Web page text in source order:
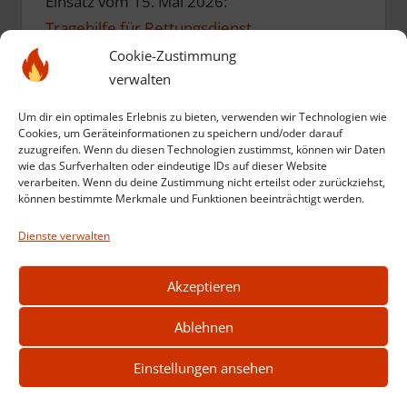
Cookie-Zustimmung
verwalten
Um dir ein optimales Erlebnis zu bieten, verwenden wir Technologien wie
Cookies, um Geräteinformationen zu speichern und/oder darauf
zuzugreifen. Wenn du diesen Technologien zustimmst, können wir Daten
wie das Surfverhalten oder eindeutige IDs auf dieser Website
verarbeiten. Wenn du deine Zustimmung nicht erteilst oder zurückziehst,
können bestimmte Merkmale und Funktionen beeinträchtigt werden.
Dienste verwalten
Akzeptieren
Ablehnen
Einstellungen ansehen
Tragehilfe für Rettungsdienst
Einsatz vom 10. Mai 2026:
Einsatz vom 12. März 2026:
Kompost in Brand
Weitere Einsätze anzeigen
2026 © feuerwehr-stadtlengsfeld.de